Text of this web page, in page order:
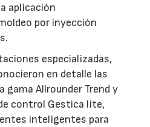
aplicación
por inyección
especializadas,
en detalle las
gama Allrounder Trend y
control Gestica lite,
inteligentes para